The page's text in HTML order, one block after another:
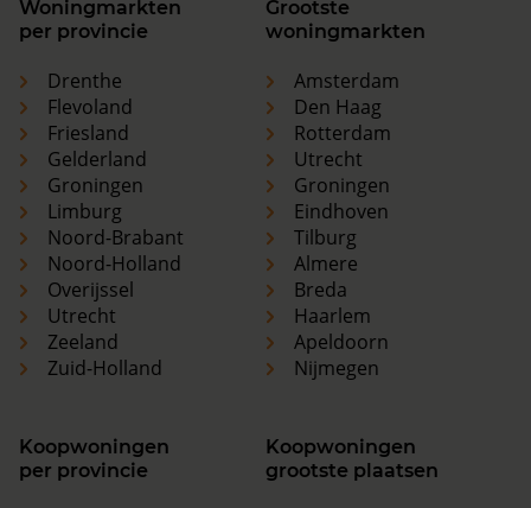
Woningmarkten
per provincie
Drenthe
Flevoland
Friesland
Gelderland
Groningen
Limburg
Noord-Brabant
Noord-Holland
Overijssel
Utrecht
Zeeland
Zuid-Holland
Grootste
woningmarkten
Amsterdam
Den Haag
Rotterdam
Utrecht
Groningen
Eindhoven
Tilburg
Almere
Breda
Haarlem
Apeldoorn
Nijmegen
Koopwoningen
per provincie
Koopwoningen
grootste plaatsen